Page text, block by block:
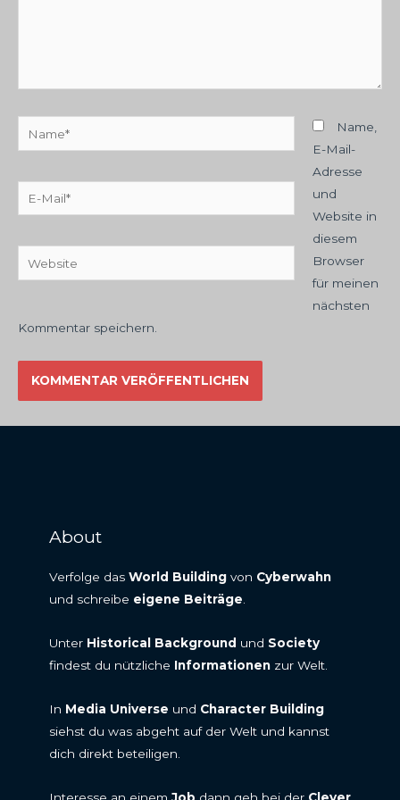
Mail*
Website
Name,
E-Mail-
Adresse
und
Website in
diesem
Browser
für meinen
nächsten
Kommentar speichern.
About
Verfolge das World Building von Cyberwahn
und schreibe eigene Beiträge
Unter Historical Background und Society
findest du nützliche Informationen zur Welt.
In Media Universe und Character Building
siehst du was abgeht auf der Welt und kannst
dich direkt beteiligen.
Interesse an einem Job dann geh bei der Clever